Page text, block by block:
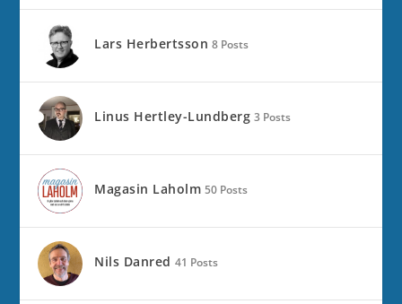
Lars Herbertsson 8 Posts
Linus Hertley-Lundberg 3 Posts
Magasin Laholm 50 Posts
Nils Danred 41 Posts